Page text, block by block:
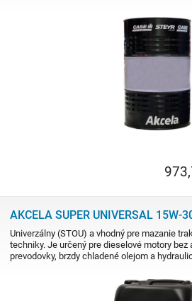
AKCELA SUPER UNIVERSAL 15W-
Univerzálny (STOU) a vhodný pre mazanie
techniky. Je určený pre dieselové motory bez
prevodovky, brzdy chladené olejom a